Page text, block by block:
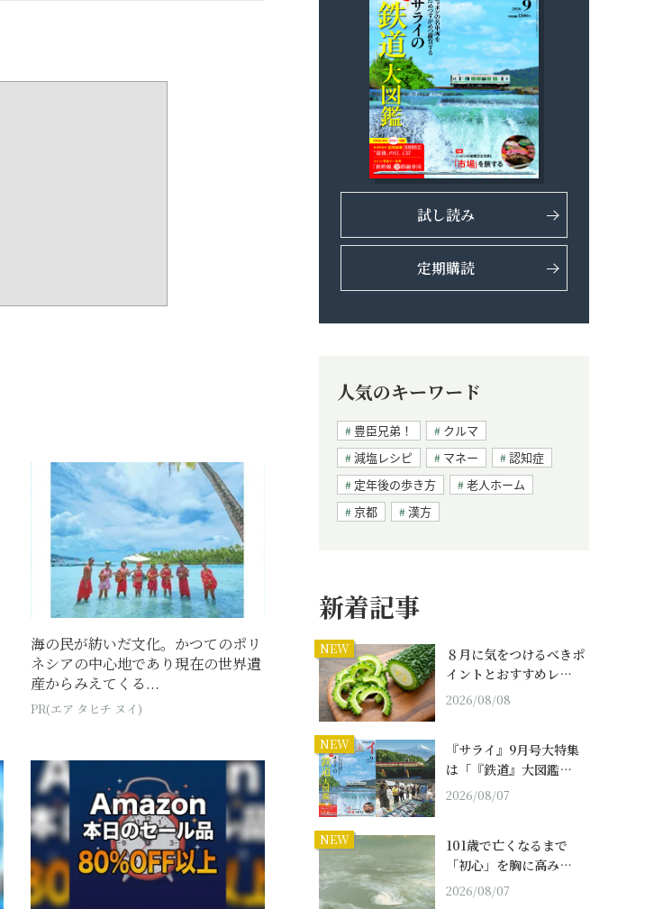
海の民が紡いだ文化。かつてのポリ
ネシアの中心地であり現在の世界遺
産からみえてくる...
PR(エア タヒチ ヌイ)
試し読み
定期購読
人気のキーワード
豊臣兄弟！
クルマ
減塩レシピ
マネー
認知症
定年後の歩き方
老人ホーム
京都
漢方
新着記事
NEW
８月に気をつけるべきポ
イントとおすすめレ…
2026/08/08
NEW
『サライ』9月号大特集
は「『鉄道』大図鑑…
2026/08/07
NEW
101歳で亡くなるまで
「初心」を胸に高み…
2026/08/07